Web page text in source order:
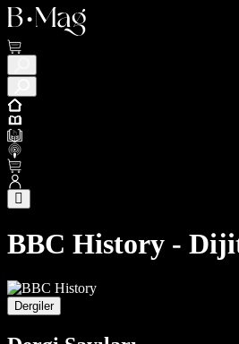
BBC History -
Dergiler